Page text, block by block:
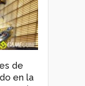
de
en la